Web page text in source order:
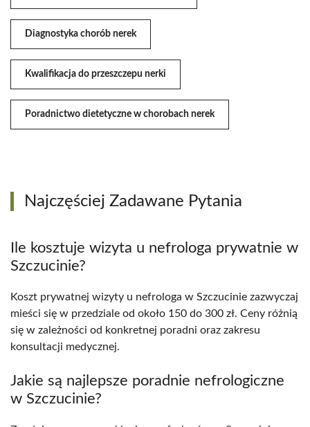
Diagnostyka chorób nerek
Kwalifikacja do przeszczepu nerki
Poradnictwo dietetyczne w chorobach nerek
Najczęściej Zadawane Pytania
Ile kosztuje wizyta u nefrologa prywatnie w
Szczucinie?
Koszt prywatnej wizyty u nefrologa w Szczucinie zazwyczaj
mieści się w przedziale od około 150 do 300 zł. Ceny różnią
się w zależności od konkretnej poradni oraz zakresu
konsultacji medycznej.
Jakie są najlepsze poradnie nefrologiczne
w Szczucinie?